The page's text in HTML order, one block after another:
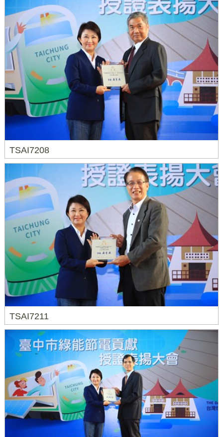
TSAI7208
TSAI7211